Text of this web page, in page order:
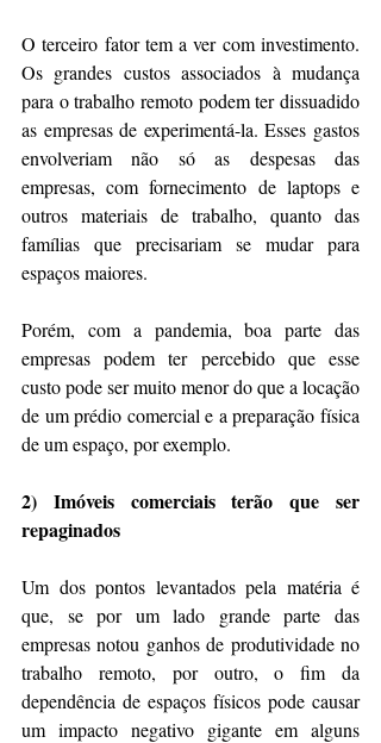
O terceiro fator tem a ver com investimento.
Os grandes custos associados à mudança
para o trabalho remoto podem ter dissuadido
as empresas de experimentá-la. Esses gastos
envolveriam não só as despesas das
empresas, com fornecimento de laptops e
outros materiais de trabalho, quanto das
famílias que precisariam se mudar para
espaços maiores.
Porém, com a pandemia, boa parte das
empresas podem ter percebido que esse
custo pode ser muito menor do que a locação
de um prédio comercial e a preparação física
de um espaço, por exemplo.
2) Imóveis comerciais terão que ser
repaginados
Um dos pontos levantados pela matéria é
que, se por um lado grande parte das
empresas notou ganhos de produtividade no
trabalho remoto, por outro, o fim da
dependência de espaços físicos pode causar
um impacto negativo gigante em alguns